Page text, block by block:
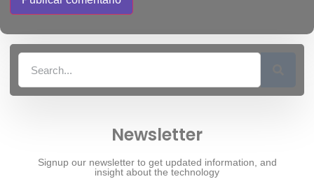
Newsletter
Signup our newsletter to get updated information, and
insight about the technology